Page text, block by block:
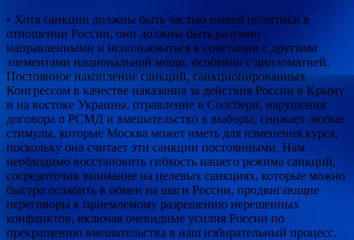
• Хотя санкции должны быть частью нашей политики в
отношении России, они должны быть разумно
направленными и использоваться в сочетании с другими
элементами национальной мощи, особенно с дипломатией.
Постоянное накопление санкций, санкционированных
Конгрессом в качестве наказания за действия России в Крыму
и на востоке Украины, отравление в Солсбери, нарушения
договора о РСМД и вмешательство в выборы, снижает любые
стимулы, которые Москва может иметь для изменения курса,
поскольку она считает эти санкции постоянными. Нам
необходимо восстановить гибкость нашего режима санкций,
сосредоточив внимание на целевых санкциях, которые можно
быстро ослабить в обмен на шаги России, продвигающие
переговоры к приемлемому разрешению нерешенных
конфликтов, включая очевидные усилия России по
прекращению вмешательства в наш избирательный процесс.